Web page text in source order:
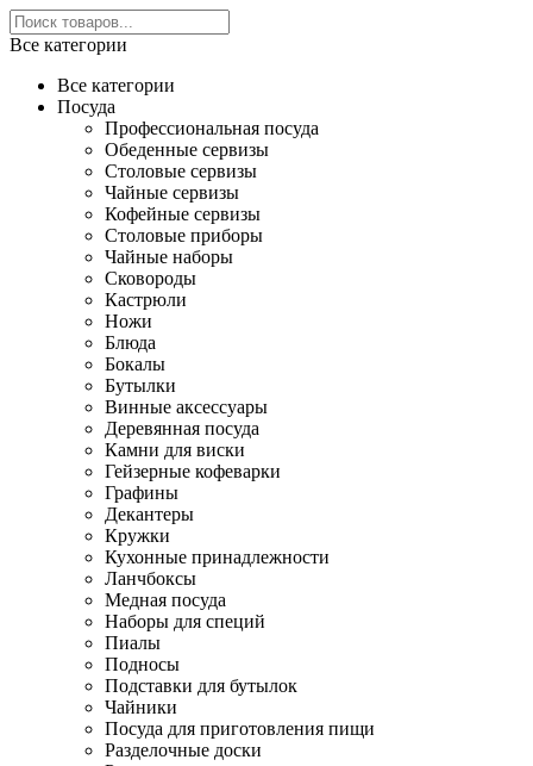
Все категории
Все категории
Посуда
Профессиональная посуда
Обеденные сервизы
Столовые сервизы
Чайные сервизы
Кофейные сервизы
Столовые приборы
Чайные наборы
Сковороды
Кастрюли
Ножи
Блюда
Бокалы
Бутылки
Винные аксессуары
Деревянная посуда
Камни для виски
Гейзерные кофеварки
Графины
Декантеры
Кружки
Кухонные принадлежности
Ланчбоксы
Медная посуда
Наборы для специй
Пиалы
Подносы
Подставки для бутылок
Чайники
Посуда для приготовления пищи
Разделочные доски